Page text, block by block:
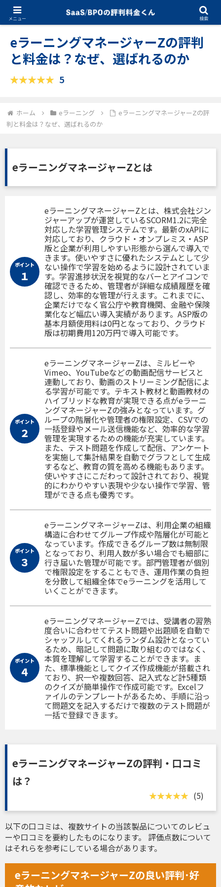
eラーニング 03.05.2025
eラーニングマネージャーZの評判
と料金は？なぜ、選ばれるのか
5
ホーム eラーニング
eラーニングマネージャーZの評
判と料金は？なぜ、選ばれるのか
eラーニングマネージャーZとは
ポイント
１
eラーニングマネージャーZとは、株式会社ジン
ジャーアップが運営しているSCORM1.2に完全
対応した学習管理システムです。最新のxAPIに
対応しており、クラウド・オンプレミス・ASP
版と企業が利用しやすい形態から選んで導入で
きます。使いやすさに優れたシステムとして少
ない操作で学習を始めるように設計されていま
す。学習進捗状況を視覚的なバーとアイコンで
確認できるため、管理者が詳細な成績履歴を確
認し、効率的な管理が行えます。これまでに、
企業だけでなく官公庁や教育機関、金融や保険
業化など幅広い導入実績があります。ASP版の
基本月額使用料は0円となっており、クラウド
版は初期費用120万円で導入可能です。
ポイント
２
eラーニングマネージャーZは、ミルビーや
Vimeo、YouTubeなどの動画配信サービスと
連動しており、動画のストリーミング配信によ
る学習が可能です。テキスト教材と動画教材の
ハイブリッドな教育が実現できる点がeラーニ
ングマネージャーZの強みとなっています。グ
ループの階層化や管理者の権限設定、CSVでの
一括登録やメール送信機能など、効率的な学習
管理を実現するための機能が充実しています。
また、テスト問題を作成して配信、アンケート
を実施して集計結果を自動でグラフとして生成
するなど、教育の質を高める機能もあります。
使いやすさにこだわって設計されており、視覚
的にわかりやすい表現や少ない操作で学習、管
理ができる点も優秀です。
ポイント
３
eラーニングマネージャーZは、利用企業の組織
構造に合わせてグループ作成や階層化が可能と
なっています。作成できるグループ数は無制限
となっており、利用人数が多い場合でも細部に
行き届いた管理が可能です。部門管理者が個別
で権限設定をすることもでき、運用作業の負担
を分散して組織全体でeラーニングを活用して
いくことができます。
ポイント
４
eラーニングマネージャーZでは、受講者の習熟
度合いに合わせてテスト問題や出題順を自動で
シャッフルしてくれるランダム設計となってい
るため、暗記して問題に取り組むのではなく、
本質を理解して学習することができます。ま
た、標準機能としてクイズ作成機能が搭載され
ており、択一や複数回答、記入式など計5種類
のクイズが簡単操作で作成可能です。Excelフ
ァイルのテンプレートがあるため、手順に沿っ
て問題文を記入するだけで複数のテスト問題が
一括で登録できます。
eラーニングマネージャーZの評判・口コミ
は？
(5)
以下の口コミは、複数サイトの当該製品についてのレビュ
ーや口コミを要約したものになります。 評価点数について
はそれらを参考にしている場合があります。
eラーニングマネージャーZの良い評判･好
メニュー 検索